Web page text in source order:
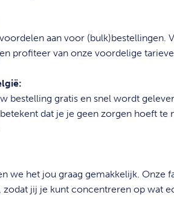
aan voor (bulk)bestellingen.
en profiteer van onze voordelige
bestelling gratis en snel wordt
dat je je geen zorgen hoeft te
we het jou graag gemakkelijk. Onze
zodat jij je kunt concentreren op wat